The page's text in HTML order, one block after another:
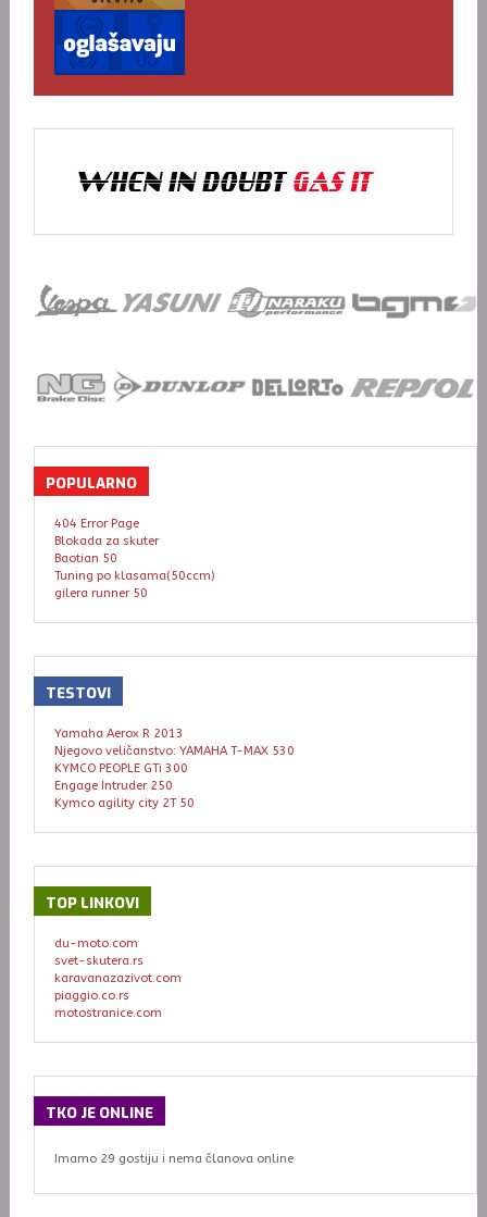
POPULARNO
404 Error Page
Blokada za skuter
Baotian 50
Tuning po klasama(50ccm)
gilera runner 50
TESTOVI
Yamaha Aerox R 2013
Njegovo veličanstvo: YAMAHA T-MAX 530
KYMCO PEOPLE GTi 300
Engage Intruder 250
Kymco agility city 2T 50
TOP LINKOVI
du-moto.com
svet-skutera.rs
karavanazazivot.com
piaggio.co.rs
motostranice.com
TKO JE ONLINE
Imamo 29 gostiju i nema članova online